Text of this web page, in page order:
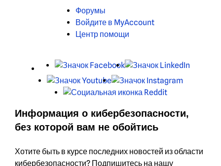
Форумы
Войдите в MyAccount
Центр помощи
X Facebook
Youtube
Instagram
Reddit
Информация о кибербезопасности,
без которой вам не обойтись
Хотите быть в курсе последних новостей из области
кибербезопасности? Подпишитесь на нашу